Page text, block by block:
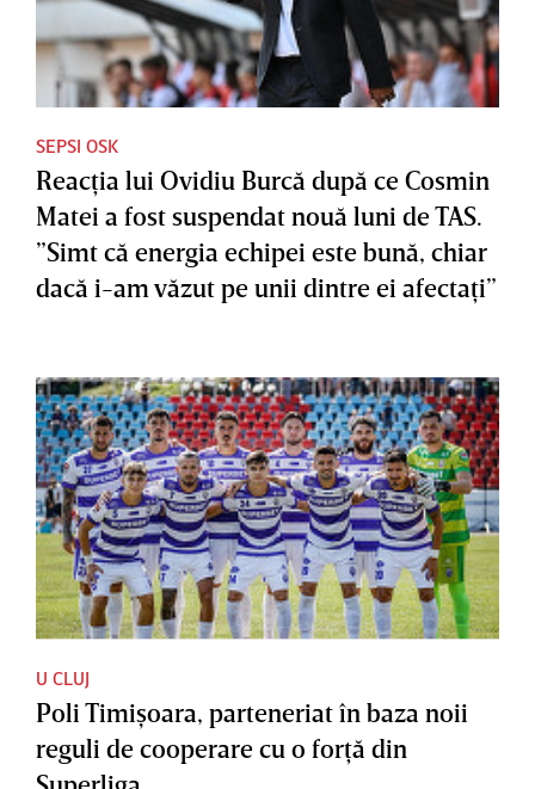
SEPSI OSK
Reacţia lui Ovidiu Burcă după ce Cosmin
Matei a fost suspendat nouă luni de TAS.
”Simt că energia echipei este bună, chiar
dacă i-am văzut pe unii dintre ei afectaţi”
U CLUJ
Poli Timişoara, parteneriat în baza noii
reguli de cooperare cu o forţă din